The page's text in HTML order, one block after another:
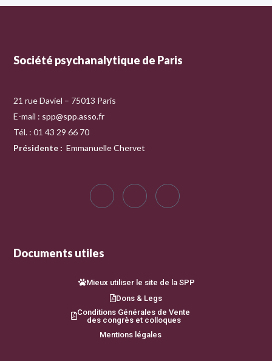
Société psychanalytique de Paris
21 rue Daviel – 75013 Paris
E-mail : spp@spp.asso.fr
Tél. : 01 43 29 66 70
Présidente : Emmanuelle Chervet
Documents utiles
Mieux utiliser le site de la SPP
Dons & Legs
Conditions Générales de Vente
des congrès et colloques
Mentions légales